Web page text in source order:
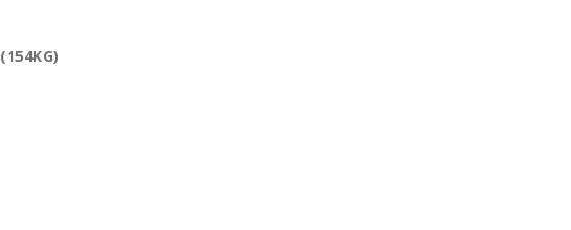
(154KG)